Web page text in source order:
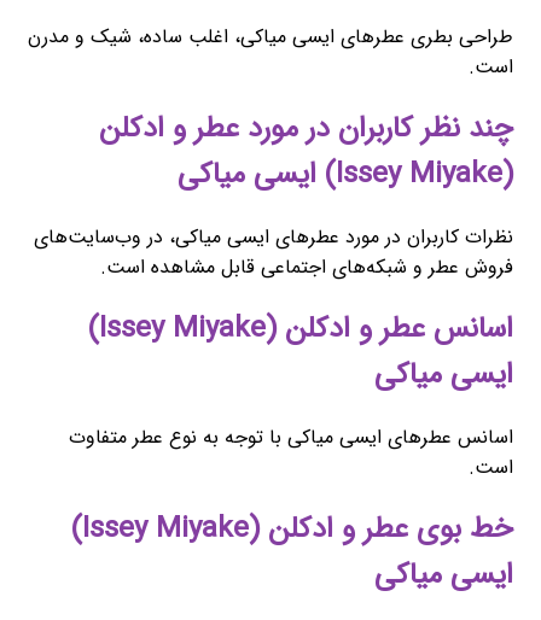
طراحی بطری عطرهای ایسی میاکی، اغلب ساده، شیک و مدرن
است.
چند نظر کاربران در مورد عطر و ادکلن
(Issey Miyake) ایسی میاکی
نظرات کاربران در مورد عطرهای ایسی میاکی، در وب‌سایت‌های
فروش عطر و شبکه‌های اجتماعی قابل مشاهده است.
اسانس عطر و ادکلن (Issey Miyake)
ایسی میاکی
اسانس عطرهای ایسی میاکی با توجه به نوع عطر متفاوت
است.
خط بوی عطر و ادکلن (Issey Miyake)
ایسی میاکی